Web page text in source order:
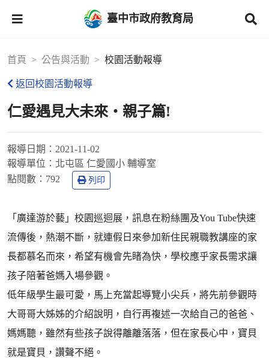
臺中市政府教育局
首頁 公告與活動 校園活動報導
返回校園活動報導
仁愛遇見大未來‧親子篇!
報導日期： 2021-11-02
報導單位： 北屯區 仁愛國小 輔導室
點閱數： 792 列印
「廣達游於藝」校園巡迴展，訊息在粉絲團及You Tube快速
流傳後，熱潮不斷，就連假日來參加新住民親職教講座的家
長都慕名而來，希望有機會先睹為快，學校應乎家長需求讓
孩子陪著爸媽入場參觀。
低年級學生最可愛，馬上充當起導覽小尖兵，將先前參觀時
大哥哥大姊姊的介紹說明，自行再複述一次給自己的爸爸、
媽媽聽，雖然有些孩子說得離離落落，但在家長心中，寶貝
就是寶貝，讚聲不絕。